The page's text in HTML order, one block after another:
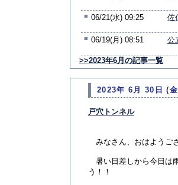
■ 06/21(水) 09:25 佐
■ 06/19(月) 08:51 公
>>2023年6月の記事一覧
2023年 6月 30日 (
戸穴トンネル
みなさん、おはようご
暑い日差しから今日は
う！！